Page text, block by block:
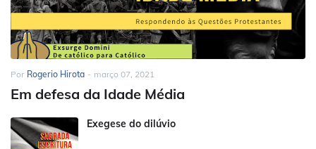
Por Rogerio Hirota - março 07, 2021
Em defesa da Idade Média
Exegese do dilúvio